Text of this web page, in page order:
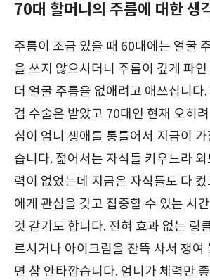
70대 할머니의 주름에 대한 생
주름이 조금 있을 때 60대에는 얼굴
을 쓰지 않으시더니 주름이 깊게 파
더 얼굴 주름을 없애려고 애쓰십니다
검 수술은 받았고 70대인 현재 오히
심이 엄니 생애를 통틀어서 지금이
습니다. 젊어서는 자식들 키우느라 외
력이 없었는데 지금은 자식들도 다
에게 관심을 갖고 집중할 수 있는 시
것 같기도 합니다. 전혀 효과 없는 링
르시거나 아이크림을 잔뜩 사서 쟁여
면 참 안타깝습니다. 엄니가 체력만